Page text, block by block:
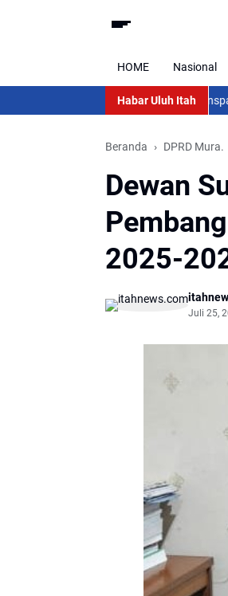
HOME Nasional
Habar Uluh Itah
Merasa tidak transparan
Beranda DPRD Mura.
Dewan
2025-
Juli 25,